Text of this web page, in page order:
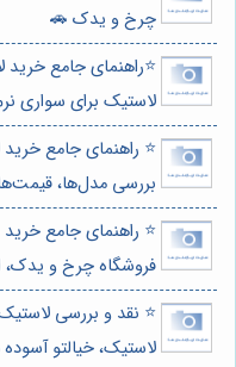
چرخ و یدک 🚗
⭐️راهنمای جامع خرید
لاستیک برای سواری
⭐️ راهنمای جامع
بررسی مدل‌ها،
⭐️ راهنمای جامع
فروشگاه چرخ و یدک،
⭐️ نقد و بررسی
لاستیک، خیالتو